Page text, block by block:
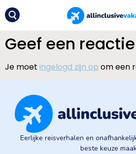
Geef een reactie
Je moet ingelogd zijn op om een
Eerlijke reisverhalen en
beste keuze